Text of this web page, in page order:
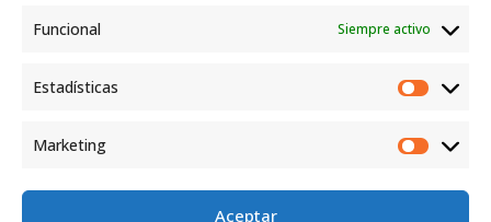
Funcional Siempre activo
Estadísticas
Marketing
Aceptar
Dirección
Av. Juan Carlos I, 1, Alcalá de Henares